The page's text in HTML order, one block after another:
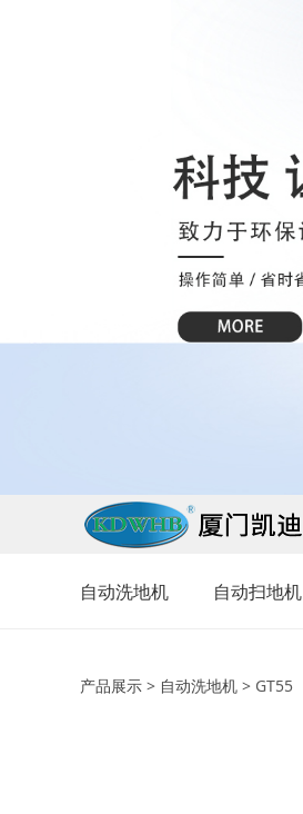
自动洗地机 自动扫地机
GT55
产品展示 > 自动洗地机 > GT55